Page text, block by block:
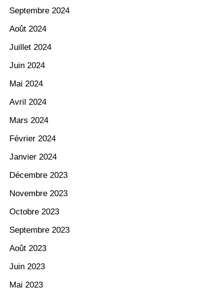
Septembre 2024
Août 2024
Juillet 2024
Juin 2024
Mai 2024
Avril 2024
Mars 2024
Février 2024
Janvier 2024
Décembre 2023
Novembre 2023
Octobre 2023
Septembre 2023
Août 2023
Juin 2023
Mai 2023